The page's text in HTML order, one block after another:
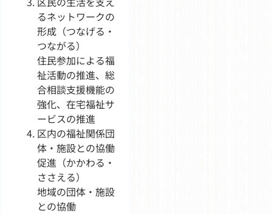
るネットワークの
形成（つなげる・
つながる）
住民参加による福
祉活動の推進、総
合相談支援機能の
強化、在宅福祉サ
ービスの推進
区内の福祉関係団
体・施設との協働
促進（かかわる・
ささえる）
地域の団体・施設
との協働